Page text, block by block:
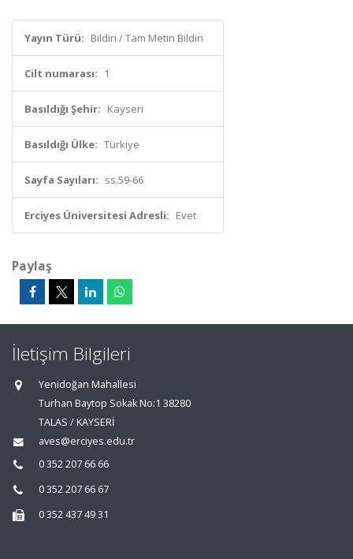
Yayın Türü: Bildiri / Tam Metin Bildiri
Cilt numarası: 1
Basıldığı Şehir: Kayseri
Basıldığı Ülke: Türkiye
Sayfa Sayıları: ss.59-66
Erciyes Üniversitesi Adresli: Evet
Paylaş
İletişim Bilgileri
Yenidoğan Mahallesi
Turhan Baytop Sokak No:1 38280
TALAS / KAYSERİ
aves@erciyes.edu.tr
0 352 207 66 66
0 352 207 66 67
0 352 437 49 31